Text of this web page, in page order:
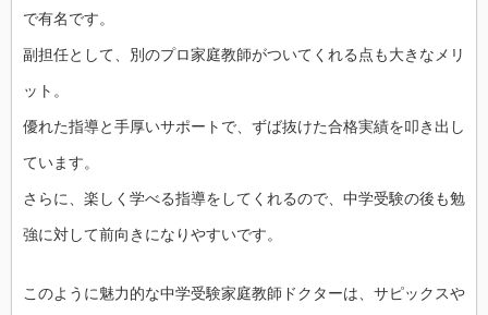
で有名です。
副担任として、別のプロ家庭教師がついてくれる点も大きなメリ
ット。
優れた指導と手厚いサポートで、ずば抜けた合格実績を叩き出し
ています。
さらに、楽しく学べる指導をしてくれるので、中学受験の後も勉
強に対して前向きになりやすいです。
このように魅力的な中学受験家庭教師ドクターは、サピックスや